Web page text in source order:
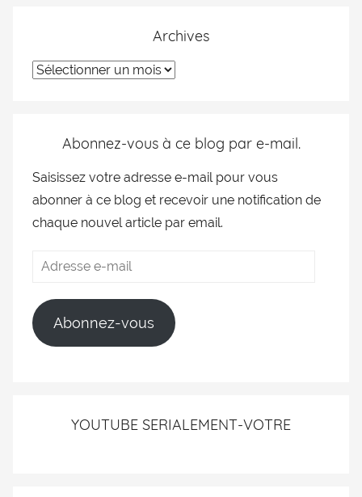
Archives
Abonnez-vous à ce blog par e-mail.
Saisissez votre adresse e-mail pour vous
abonner à ce blog et recevoir une notification de
chaque nouvel article par email.
Abonnez-vous
YOUTUBE SERIALEMENT-VOTRE